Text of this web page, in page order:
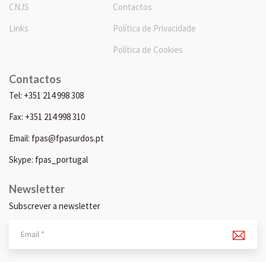
CNJS
Links
Contactos
Política de Privacidade
Política de Cookies
Contactos
Tel: +351 214 998 308
Fax: +351 214 998 310
Email: fpas@fpasurdos.pt
Skype: fpas_portugal
Newsletter
Subscrever a newsletter